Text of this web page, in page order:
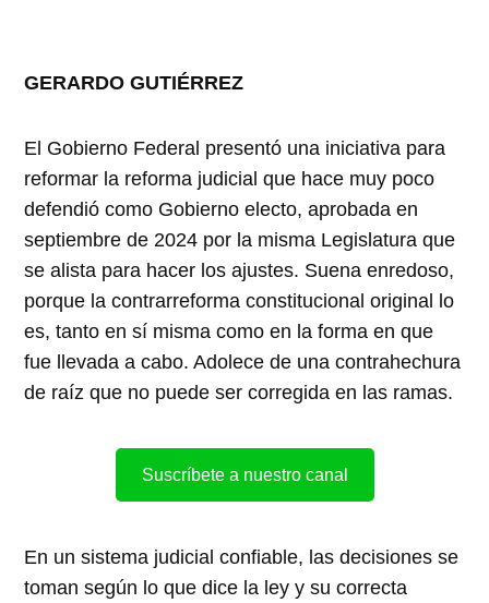
GERARDO GUTIÉRREZ
El Gobierno Federal presentó una iniciativa para
reformar la reforma judicial que hace muy poco
defendió como Gobierno electo, aprobada en
septiembre de 2024 por la misma Legislatura que
se alista para hacer los ajustes. Suena enredoso,
porque la contrarreforma constitucional original lo
es, tanto en sí misma como en la forma en que
fue llevada a cabo. Adolece de una contrahechura
de raíz que no puede ser corregida en las ramas.
Suscríbete a nuestro canal
En un sistema judicial confiable, las decisiones se
toman según lo que dice la ley y su correcta